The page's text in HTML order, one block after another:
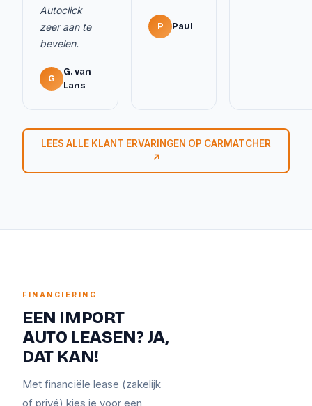
Autoclick
zeer aan te
bevelen.
G
G. van
Lans
P Paul
LEES ALLE KLANT ERVARINGEN OP CARMATCHER
↗
FINANCIERING
EEN IMPORT
AUTO LEASEN? JA,
DAT KAN!
Met financiële lease (zakelijk
of privé) kies je voor een